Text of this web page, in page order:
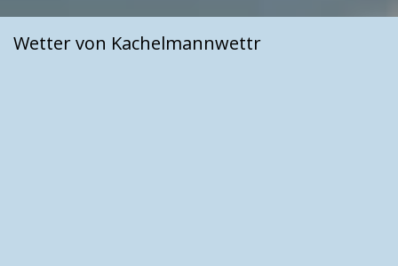
Wetter von Kachelmannwettr